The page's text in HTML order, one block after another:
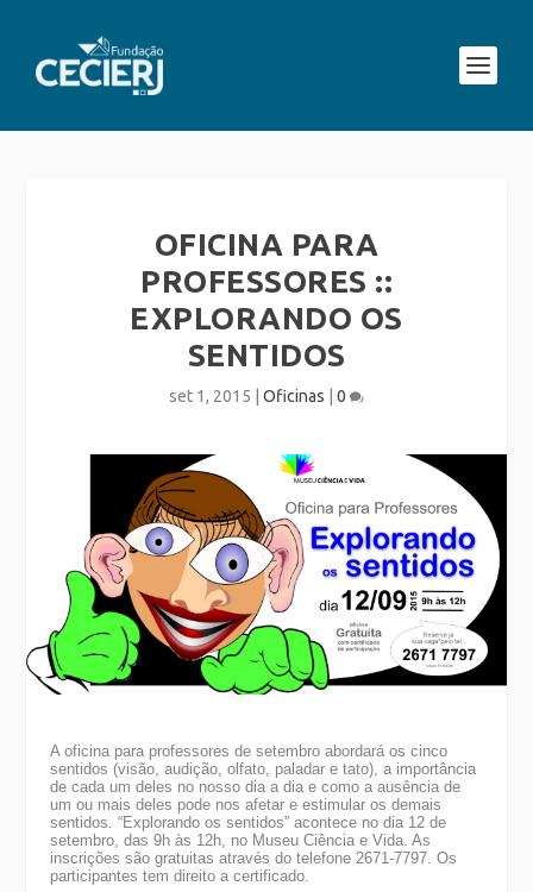
OFICINA PARA
PROFESSORES ::
EXPLORANDO OS
SENTIDOS
set 1, 2015 Oficinas 0
A oficina para professores de setembro abordará os cinco
sentidos (visão, audição, olfato, paladar e tato), a importância
de cada um deles no nosso dia a dia e como a ausência de
um ou mais deles pode nos afetar e estimular os demais
sentidos. “Explorando os sentidos” acontece no dia 12 de
setembro, das 9h às 12h, no Museu Ciência e Vida. As
inscrições são gratuitas através do telefone 2671-7797. Os
participantes tem direito a certificado.